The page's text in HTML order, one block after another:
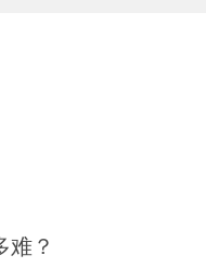
难？